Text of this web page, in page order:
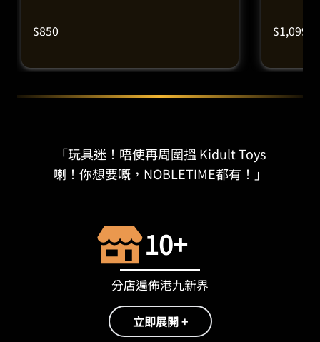
$850 $1,099
「玩具迷！唔使再周圍搵 Kidult Toys
喇！你想要嘅，NOBLETIME都有！」
10+
分店遍佈港九新界
立即展開 +